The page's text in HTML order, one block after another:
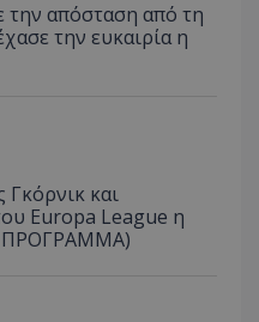
την απόσταση από τη
την ευκαιρία η
Γκόρνικ και
Europa League η
ΠΡΟΓΡΑΜΜΑ)